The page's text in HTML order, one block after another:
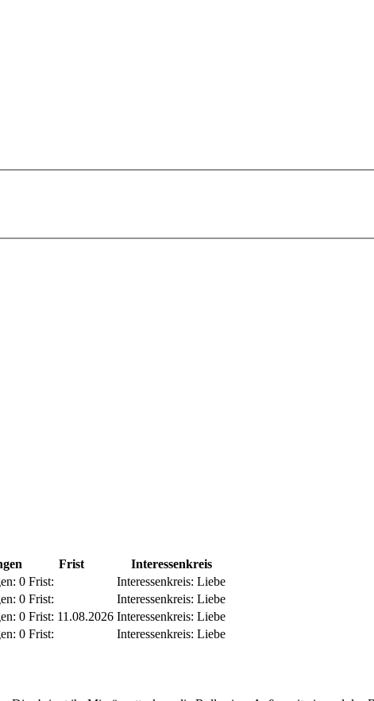
Frist
Interessenkreis
0 Frist: Interessenkreis: Liebe
0 Frist: Interessenkreis: Liebe
0 Frist: 11.08.2026 Interessenkreis: Liebe
0 Frist: Interessenkreis: Liebe